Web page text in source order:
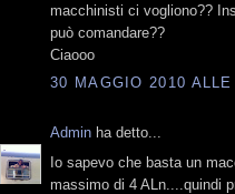
macchinisti ci vogliono??
può comandare??
Ciaooo
30 MAGGIO 2010
Admin ha detto...
Io sapevo che basta un
massimo di 4 ALn....quindi